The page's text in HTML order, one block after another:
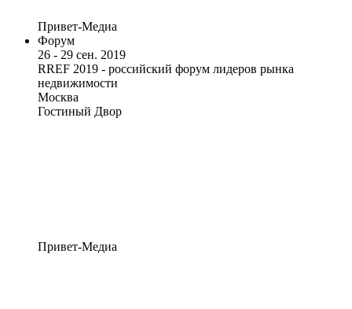
Привет-Медиа
Форум
26 - 29 сен. 2019
RREF 2019 - российский форум лидеров рынка
недвижимости
Москва
Гостиный Двор
Привет-Медиа